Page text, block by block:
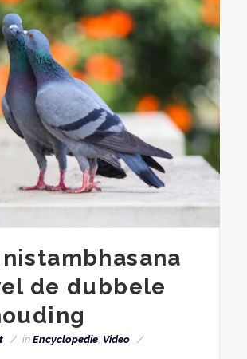
de dubbele
in Encyclopedie, Video